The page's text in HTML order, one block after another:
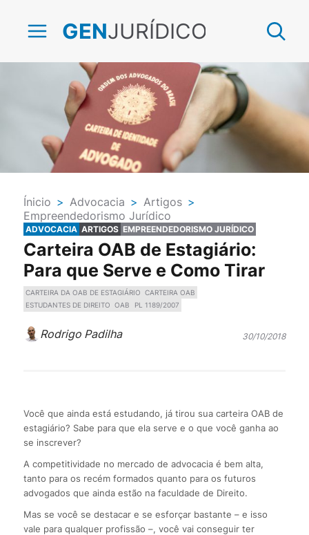
GENJURÍDICO
Ínicio > Advocacia > Artigos >
Empreendedorismo Jurídico
ADVOCACIA ARTIGOS EMPREENDEDORISMO JURÍDICO
Carteira OAB de Estagiário:
Para que Serve e Como Tirar
CARTEIRA DA OAB DE ESTAGIÁRIO CARTEIRA OAB
ESTUDANTES DE DIREITO OAB PL 1189/2007
Rodrigo Padilha 30/10/2018
Você que ainda está estudando, já tirou sua carteira OAB de
estagiário? Sabe para que ela serve e o que você ganha ao
se inscrever?
A competitividade no mercado de advocacia é bem alta,
tanto para os recém formados quanto para os futuros
advogados que ainda estão na faculdade de Direito.
Mas se você se destacar e se esforçar bastante – e isso
vale para qualquer profissão –, você vai conseguir ter